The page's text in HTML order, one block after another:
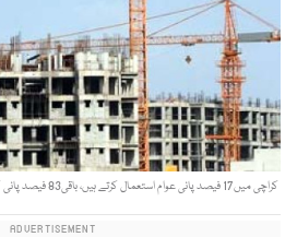
کراچی میں17 فیصد پانی عوام استعمال کرتے ہیں، باقی83 فیصد پانی کا استعمال کہاں ہورہا ہے، بلڈرز۔ فوٹو : فائل